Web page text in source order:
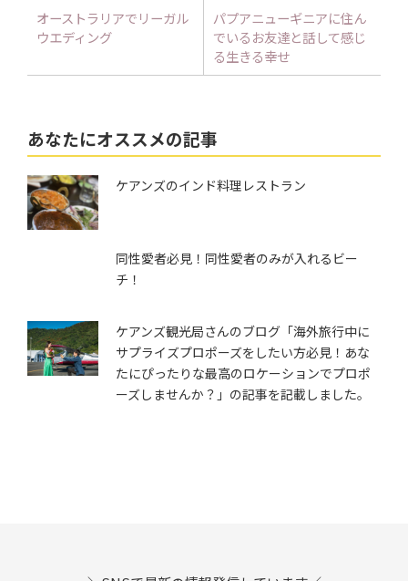
オーストラリアでリーガル
ウエディング
パプアニューギニアに住ん
でいるお友達と話して感じ
る生きる幸せ
あなたにオススメの記事
ケアンズのインド料理レストラン
同性愛者必見！同性愛者のみが入れるビー
チ！
ケアンズ観光局さんのブログ「海外旅行中に
サプライズプロポーズをしたい方必見！あな
たにぴったりな最高のロケーションでプロポ
ーズしませんか？」の記事を記載しました。